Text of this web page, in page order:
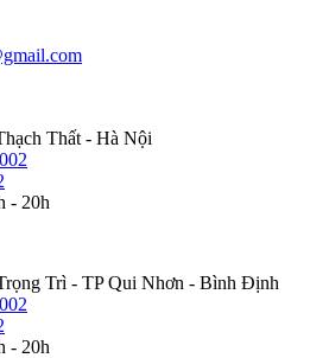
Thất - Hà Nội
- 20h
Trì - TP Qui Nhơn - Bình Định
- 20h